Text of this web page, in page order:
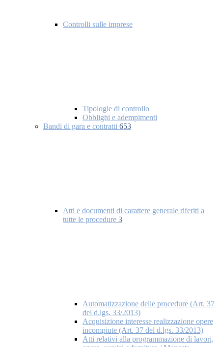
Controlli sulle imprese
Tipologie di controllo
Obblighi e adempimenti
Bandi di gara e contratti 653
Atti e documenti di carattere generale riferiti a
tutte le procedure 3
Automatizzazione delle procedure (Art. 37
del d.lgs. 33/2013)
Acquisizione interesse realizzazione opere
incompiute (Art. 37 del d.lgs. 33/2013)
Atti relativi alla programmazione di lavori,